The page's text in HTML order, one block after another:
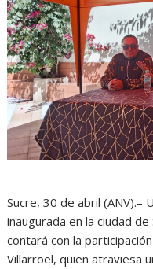
Sucre, 30 de abril (ANV).–
inaugurada en la ciudad
contará con la
Villarroel, quien atraviesa